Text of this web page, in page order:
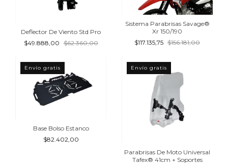
Deflector De Viento Std Pro
$49.888,00 $62.360,00
Sistema Parabrisas Savage®
Xr 150/190
$117.135,75 $156.181,00
Envío gratis
Base Bolso Estanco
$82.402,00
Envío gratis
Parabrisas De Moto Universal
Tafex® 41cm + Soportes